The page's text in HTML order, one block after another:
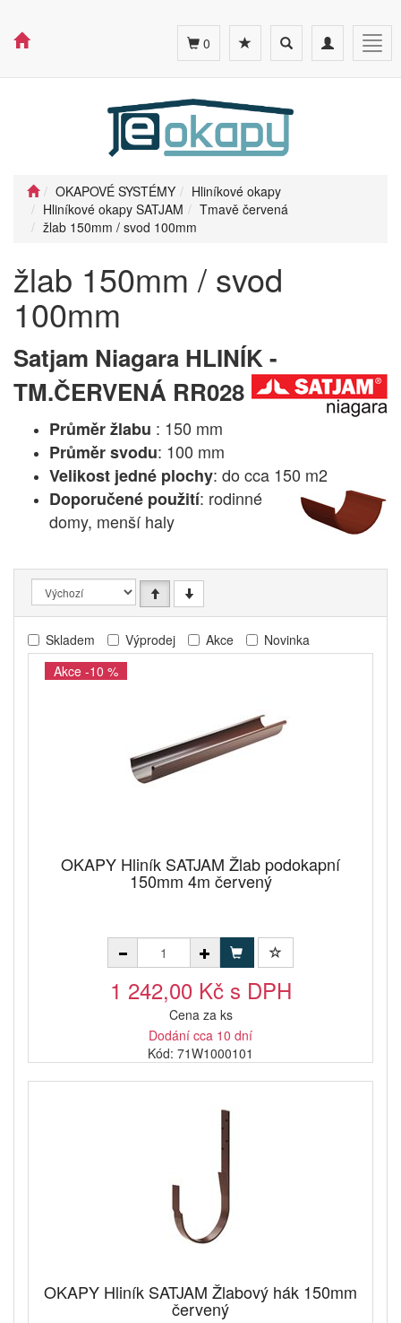
Toggle
navigation
Toggle
search
0
OKAPOVÉ SYSTÉMY
Hliníkové okapy
Hliníkové okapy SATJAM
Tmavě červená
žlab 150mm / svod 100mm
žlab 150mm / svod
100mm
Satjam Niagara HLINÍK -
TM.ČERVENÁ RR028
Průměr žlabu : 150 mm
Průměr svodu: 100 mm
Velikost jedné plochy: do cca 150 m2
Doporučené použití: rodinné
domy, menší haly
Skladem Výprodej Akce
Novinka
Akce -10 %
OKAPY Hliník SATJAM Žlab podokapní
150mm 4m červený
1 242,00 Kč s DPH
Cena za ks
Dodání cca 10 dní
Kód: 71W1000101
OKAPY Hliník SATJAM Žlabový hák 150mm
červený